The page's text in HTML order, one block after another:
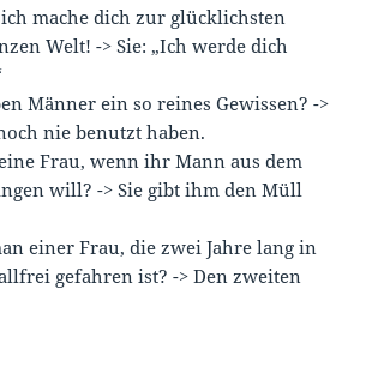
ich mache dich zur glücklichsten
Welt! -> Sie: „Ich werde dich
Männer ein so reines Gewissen? ->
nie benutzt haben.
Frau, wenn ihr Mann aus dem
will? -> Sie gibt ihm den Müll
einer Frau, die zwei Jahre lang in
gefahren ist? -> Den zweiten